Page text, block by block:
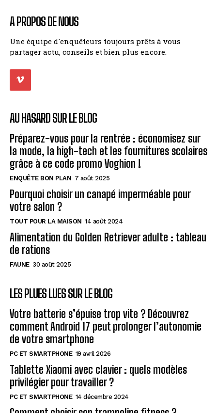
A PROPOS DE NOUS
Une équipe d'enquêteurs toujours prêts à vous
partager actu, conseils et bien plus encore.
AU HASARD SUR LE BLOG
Préparez-vous pour la rentrée : économisez sur
la mode, la high-tech et les fournitures scolaires
grâce à ce code promo Voghion !
ENQUÊTE BON PLAN 7 août 2025
Pourquoi choisir un canapé imperméable pour
votre salon ?
TOUT POUR LA MAISON 14 août 2024
Alimentation du Golden Retriever adulte : tableau
de rations
FAUNE 30 août 2025
LES PLUES LUES SUR LE BLOG
Votre batterie s’épuise trop vite ? Découvrez
comment Android 17 peut prolonger l’autonomie
de votre smartphone
PC ET SMARTPHONE 19 avril 2026
Tablette Xiaomi avec clavier : quels modèles
privilégier pour travailler ?
PC ET SMARTPHONE 14 décembre 2024